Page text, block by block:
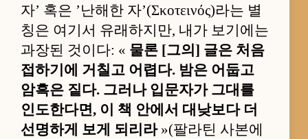
자’ 혹은 ’난해한 자’(Σκοτεινός)라는 별
칭은 여기서 유래하지만, 내가 보기에는
과장된 것이다: « 물론 [그의] 글은 처음
접하기에 거칠고 어렵다. 밤은 어둡고
암흑은 짙다. 그러나 입문자가 그대를
인도한다면, 이 책 안에서 대낮보다 더
선명하게 보게 되리라»(팔라틴 사본에